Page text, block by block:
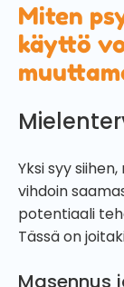
Miten
käyttö
Yksi syy
vihdoin
potentiaali
Tässä on
Masennus